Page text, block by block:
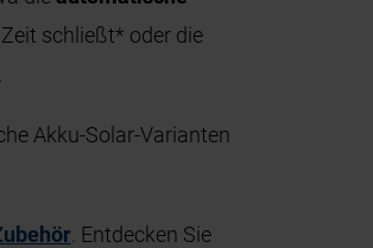
schließt* oder die
Akku-Solar-Varianten
. Entdecken Sie